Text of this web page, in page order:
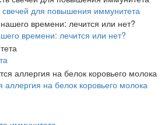
для повышения иммунитета
времени: лечится или нет?
аллергия на белок коровьего молока